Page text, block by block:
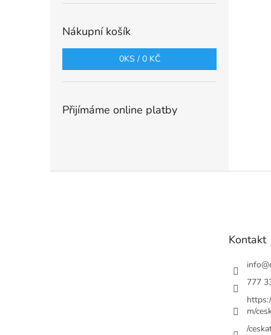
Nákupní košík
0KS / 0 KČ
Přijímáme online platby
Kontakt
info@
777
m/
/